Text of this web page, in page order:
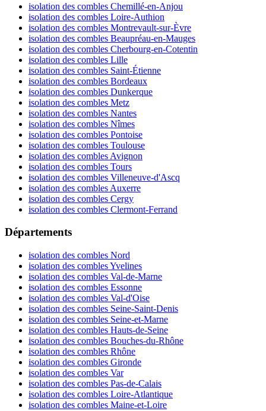
isolation des combles Chemillé-en-Anjou
isolation des combles Loire-Authion
isolation des combles Montrevault-sur-Èvre
isolation des combles Beaupréau-en-Mauges
isolation des combles Cherbourg-en-Cotentin
isolation des combles Lille
isolation des combles Saint-Étienne
isolation des combles Bordeaux
isolation des combles Dunkerque
isolation des combles Metz
isolation des combles Nantes
isolation des combles Nîmes
isolation des combles Pontoise
isolation des combles Toulouse
isolation des combles Avignon
isolation des combles Tours
isolation des combles Villeneuve-d'Ascq
isolation des combles Auxerre
isolation des combles Cergy
isolation des combles Clermont-Ferrand
Départements
isolation des combles Nord
isolation des combles Yvelines
isolation des combles Val-de-Marne
isolation des combles Essonne
isolation des combles Val-d'Oise
isolation des combles Seine-Saint-Denis
isolation des combles Seine-et-Marne
isolation des combles Hauts-de-Seine
isolation des combles Bouches-du-Rhône
isolation des combles Rhône
isolation des combles Gironde
isolation des combles Var
isolation des combles Pas-de-Calais
isolation des combles Loire-Atlantique
isolation des combles Maine-et-Loire